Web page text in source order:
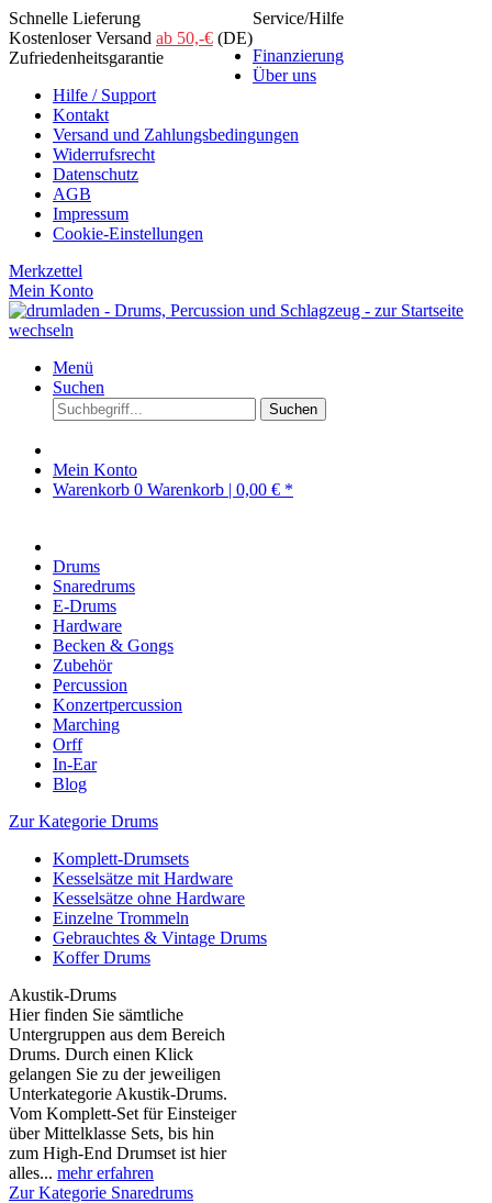
Schnelle Lieferung
Kostenloser Versand ab 50,-€ (DE)
Zufriedenheitsgarantie
Service/Hilfe
Finanzierung
Über uns
Hilfe / Support
Kontakt
Versand und Zahlungsbedingungen
Widerrufsrecht
Datenschutz
AGB
Impressum
Cookie-Einstellungen
Merkzettel
Mein Konto
Menü
Suchen
Suchen
Mein Konto
Warenkorb 0 Warenkorb | 0,00 € *
Drums
Snaredrums
E-Drums
Hardware
Becken & Gongs
Zubehör
Percussion
Konzertpercussion
Marching
Orff
In-Ear
Blog
Zur Kategorie Drums
Komplett-Drumsets
Kesselsätze mit Hardware
Kesselsätze ohne Hardware
Einzelne Trommeln
Gebrauchtes & Vintage Drums
Koffer Drums
Akustik-Drums
Hier finden Sie sämtliche
Untergruppen aus dem Bereich
Drums. Durch einen Klick
gelangen Sie zu der jeweiligen
Unterkategorie Akustik-Drums.
Vom Komplett-Set für Einsteiger
über Mittelklasse Sets, bis hin
zum High-End Drumset ist hier
alles... mehr erfahren
Zur Kategorie Snaredrums